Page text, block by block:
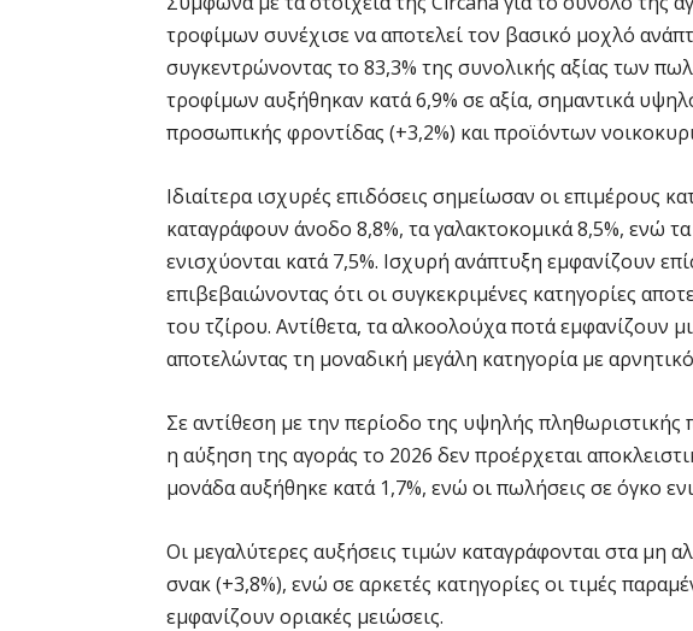
τροφίμων συνέχισε να αποτελεί τον βασικό μοχλό
συγκεντρώνοντας το 83,3% της συνολικής αξίας των
τροφίμων αυξήθηκαν κατά 6,9% σε αξία, σημαντικά
προσωπικής φροντίδας (+3,2%) και προϊόντων
Ιδιαίτερα ισχυρές επιδόσεις σημείωσαν οι επιμέρους
καταγράφουν άνοδο 8,8%, τα γαλακτοκομικά 8,5%, ενώ
ενισχύονται κατά 7,5%. Ισχυρή ανάπτυξη εμφανίζουν
επιβεβαιώνοντας ότι οι συγκεκριμένες κατηγορίες
του τζίρου. Αντίθετα, τα αλκοολούχα ποτά εμφανίζουν
αποτελώντας τη μοναδική μεγάλη κατηγορία με
Σε αντίθεση με την περίοδο της υψηλής
η αύξηση της αγοράς το 2026 δεν προέρχεται
μονάδα αυξήθηκε κατά 1,7%, ενώ οι πωλήσεις σε όγκο
Οι μεγαλύτερες αυξήσεις τιμών καταγράφονται στα μη
σνακ (+3,8%), ενώ σε αρκετές κατηγορίες οι τιμές
εμφανίζουν οριακές μειώσεις.